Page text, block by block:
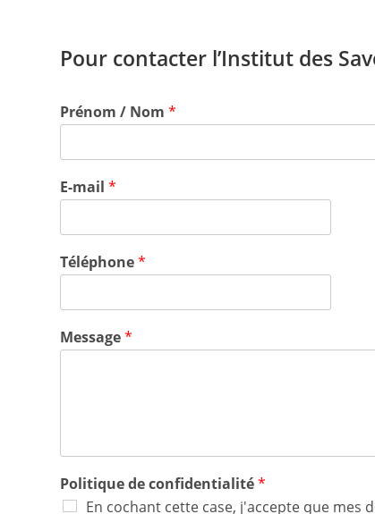
Pour contacter l’Institut des
Prénom / Nom*
E-mail*
Téléphone*
Message*
Politique de confidentialité*
En cochant cette case, j'accepte que